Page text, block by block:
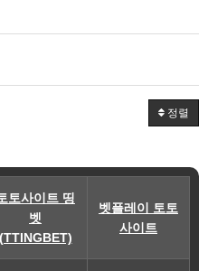
정렬
토사이트 띵
벳
(TTINGBET)
벳플레이 토토
사이트